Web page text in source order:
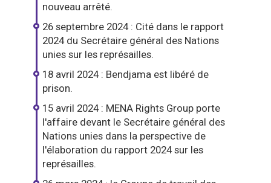
nouveau arrêté.
26 septembre 2024 : Cité dans le rapport
2024 du Secrétaire général des Nations
unies sur les représailles.
18 avril 2024 : Bendjama est libéré de
prison.
15 avril 2024 : MENA Rights Group porte
l'affaire devant le Secrétaire général des
Nations unies dans la perspective de
l'élaboration du rapport 2024 sur les
représailles.